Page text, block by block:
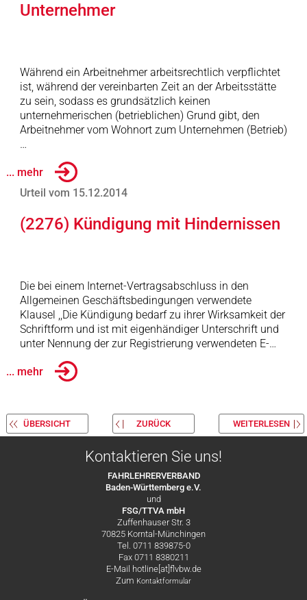
Unternehmer
Während ein Arbeitnehmer arbeitsrechtlich verpflichtet
ist, während der vereinbarten Zeit an der Arbeitsstätte
zu sein, sodass es grundsätzlich keinen
unternehmerischen (betrieblichen) Grund gibt, den
Arbeitnehmer vom Wohnort zum Unternehmen (Betrieb)
…
... mehr
Urteil vom 15.12.2014
(2276) Kündigung mit Hindernissen
Die bei einem Internet-Vertragsabschluss in den
Allgemeinen Geschäftsbedingungen verwendete
Klausel ,,Die Kündigung bedarf zu ihrer Wirksamkeit der
Schriftform und ist mit eigenhändiger Unterschrift und
unter Nennung der zur Registrierung verwendeten E-…
... mehr
ÜBERSICHT ZURÜCK WEITERLESEN
Kontaktieren Sie uns!
FAHRLEHRERVERBAND
Baden-Württemberg e.V.
und
FSG/TTVA mbH
Zuffenhauser Str. 3
70825 Korntal-Münchingen
Tel. 0711 839875-0
Fax 0711 8380211
E-Mail hotline[at]flvbw.de
Zum Kontaktformular